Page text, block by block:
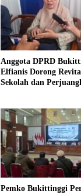
Anggota DPRD
Elfianis Dorong
Sekolah dan
Pemko Bukittinggi